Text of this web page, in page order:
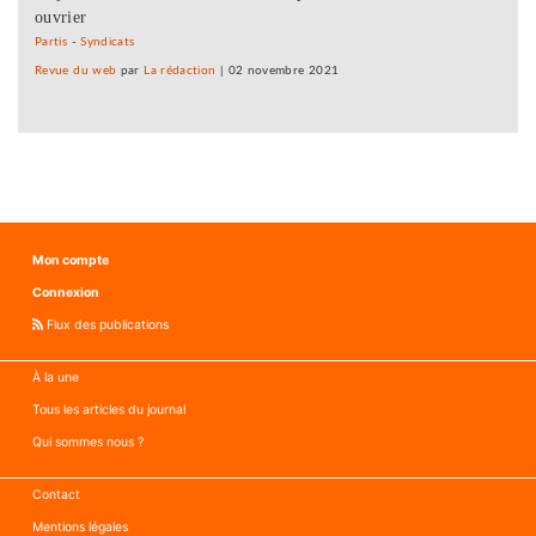
ouvrier
Partis -Syndicats
Revue du web par La rédaction 02 novembre 2021
Mon compte
Connexion
Flux des publications
À la une
Tous les articles du journal
Qui sommes nous ?
Contact
Mentions légales